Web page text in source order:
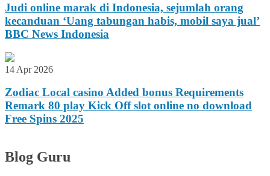
Judi online marak di Indonesia, sejumlah orang
kecanduan ‘Uang tabungan habis, mobil saya jual’
BBC News Indonesia
14 Apr 2026
Zodiac Local casino Added bonus Requirements
Remark 80 play Kick Off slot online no download
Free Spins 2025
Blog Guru